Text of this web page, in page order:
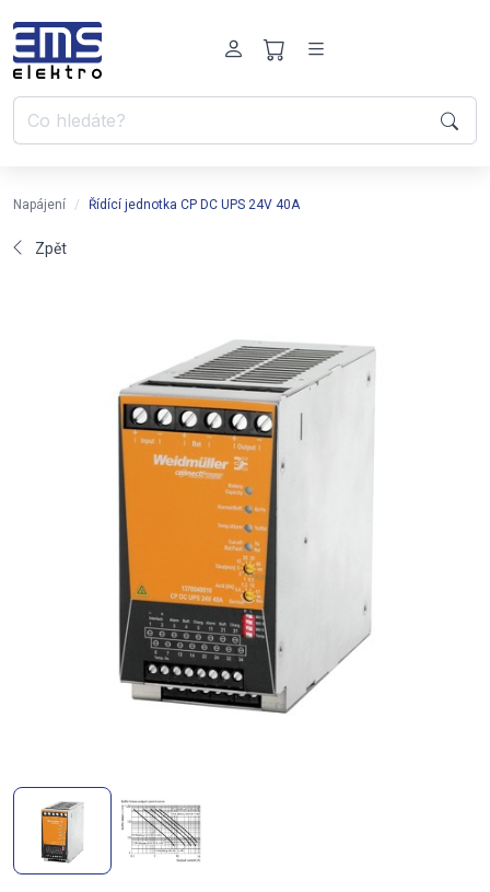
Napájení Řídící jednotka CP DC UPS 24V 40A
Zpět